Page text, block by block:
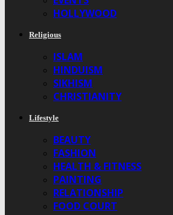
HOLLYWOOD
Religious
ISLAM
HINDUISM
SIKHISM
CHRISTIANITY
Lifestyle
BEAUTY
FASHION
HEALTH & FITNESS
PAINTING
RELATIONSHIP
FOOD COURT